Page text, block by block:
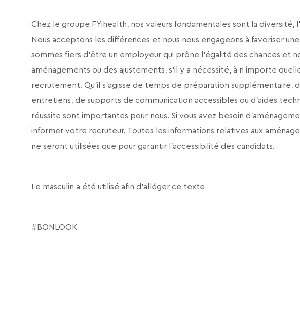
Chez le groupe FYihealth, nos valeurs fondamentales sont la diversité,
Nous acceptons les différences et nous nous engageons à favoriser
sommes fiers d’être un employeur qui prône l’égalité des chances et
aménagements ou des ajustements, s’il y a nécessité, à n’importe
recrutement. Qu’il s’agisse de temps de préparation supplémentaire,
entretiens, de supports de communication accessibles ou d’aides
réussite sont importantes pour nous. Si vous avez besoin
informer votre recruteur. Toutes les informations relatives aux
ne seront utilisées que pour garantir l’accessibilité des candidats.
Le masculin a été utilisé afin d’alléger ce texte
#BONLOOK